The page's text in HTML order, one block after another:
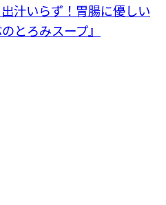
汁いらず！胃腸に優しい
とろみスープ』